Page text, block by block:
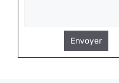
Envoyer